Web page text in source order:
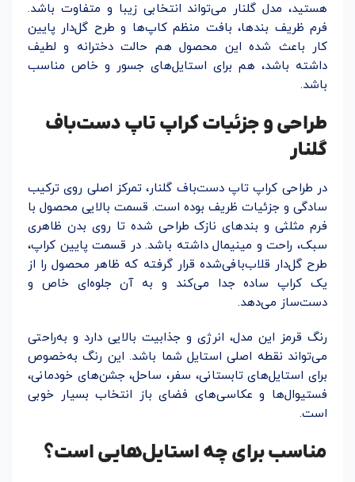
هستید، مدل گلنار می‌تواند انتخابی زیبا و متفاوت باشد.
فرم ظریف بندها، بافت منظم کاپ‌ها و طرح گل‌دار پایین
کار باعث شده این محصول هم حالت دخترانه و لطیف
داشته باشد، هم برای استایل‌های جسور و خاص مناسب
باشد.
طراحی و جزئیات کراپ تاپ دست‌باف
گلنار
در طراحی کراپ تاپ دست‌باف گلنار، تمرکز اصلی روی ترکیب
سادگی و جزئیات ظریف بوده است. قسمت بالایی محصول با
فرم مثلثی و بندهای نازک طراحی شده تا روی بدن ظاهری
سبک، راحت و مینیمال داشته باشد. در قسمت پایین کراپ،
طرح گل‌دار قلاب‌بافی‌شده قرار گرفته که ظاهر محصول را از
یک کراپ ساده جدا می‌کند و به آن جلوه‌ای خاص و
دست‌ساز می‌دهد.
رنگ قرمز این مدل، انرژی و جذابیت بالایی دارد و به‌راحتی
می‌تواند نقطه اصلی استایل شما باشد. این رنگ به‌خصوص
برای استایل‌های تابستانی، سفر، ساحل، جشن‌های خودمانی،
فستیوال‌ها و عکاسی‌های فضای باز انتخاب بسیار خوبی
است.
مناسب برای چه استایل‌هایی است؟